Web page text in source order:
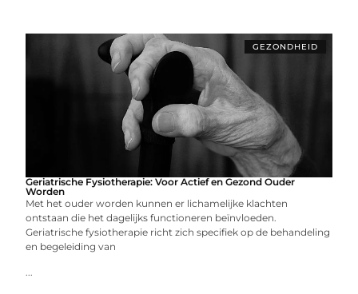
GEZONDHEID
Geriatrische Fysiotherapie: Voor Actief en Gezond Ouder
Worden
Met het ouder worden kunnen er lichamelijke klachten
ontstaan die het dagelijks functioneren beïnvloeden.
Geriatrische fysiotherapie richt zich specifiek op de behandeling
en begeleiding van
...